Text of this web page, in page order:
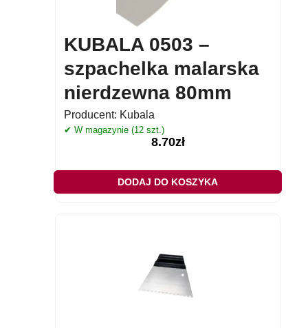
KUBALA 0503 –
szpachelka malarska
nierdzewna 80mm
Producent: Kubala
✔ W magazynie (12 szt.)
8.70zł
DODAJ DO KOSZYKA